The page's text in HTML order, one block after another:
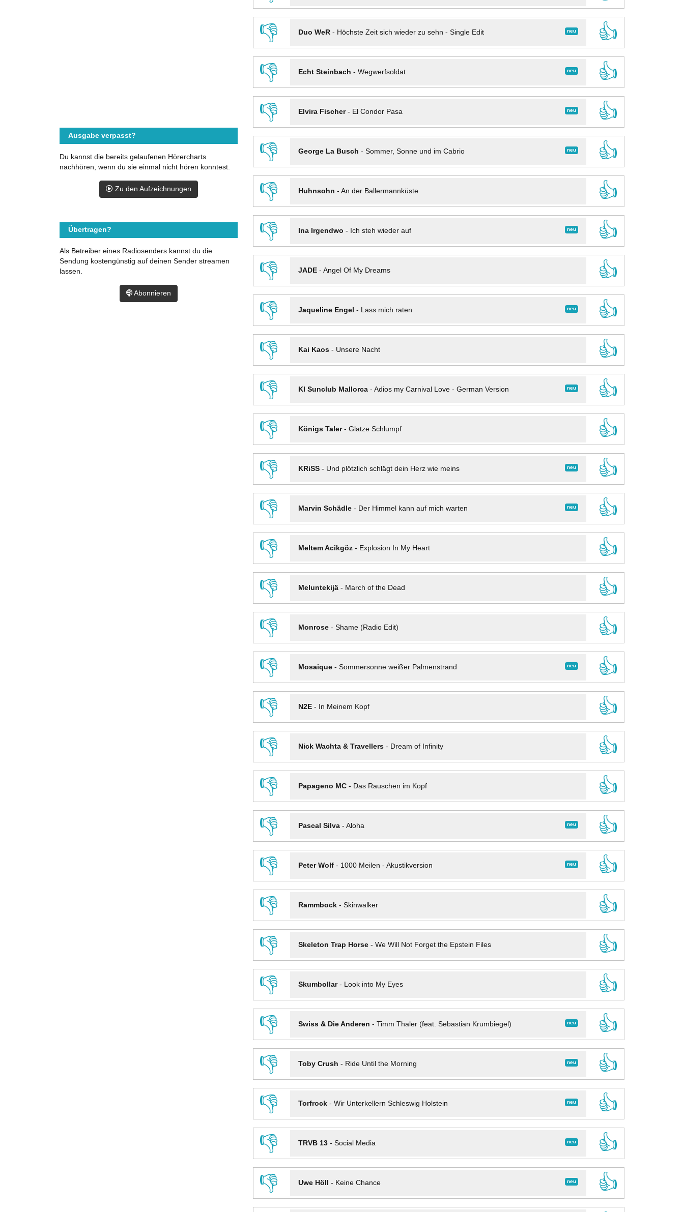
👎
neu
Duo WeR- Höchste Zeit sich wieder zu sehn - Single Edit
👍
👎
neu
Echt Steinbach - Wegwerfsoldat
👍
👎
neu
Elvira Fischer- El Condor Pasa
👍
👎
neu
George La Busch - Sommer, Sonne und im Cabrio
👍
👎
Huhnsohn - An der Ballermannküste
👍
👎
neu
Ina Irgendwo - Ich steh wieder auf
👍
👎
JADE- Angel Of My Dreams
👍
👎
neu
Jaqueline Engel - Lass mich raten
👍
👎
Kai Kaos- Unsere Nacht
👍
👎
neu
KI Sunclub Mallorca- Adios my Carnival Love - German Version
👍
👎
Königs Taler- Glatze Schlumpf
👍
👎
neu
KRiSS- Und plötzlich schlägt dein Herz wie meins
👍
👎
neu
Marvin Schädle- Der Himmel kann auf mich warten
👍
👎
Meltem Acikgöz- Explosion In My Heart
👍
👎
Meluntekijä- March of the Dead
👍
👎
Monrose- Shame (Radio Edit)
👍
👎
neu
Mosaique- Sommersonne weißer Palmenstrand
👍
👎
N2E- In Meinem Kopf
👍
👎
Nick Wachta & Travellers- Dream of Infinity
👍
👎
Papageno MC- Das Rauschen im Kopf
👍
👎
neu
Pascal Silva- Aloha
👍
👎
neu
Peter Wolf- 1000 Meilen - Akustikversion
👍
👎
Rammbock- Skinwalker
👍
👎
Skeleton Trap Horse- We Will Not Forget the Epstein Files
👍
👎
Skumbollar- Look into My Eyes
👍
👎
neu
Swiss & Die Anderen - Timm Thaler (feat. Sebastian Krumbiegel)
👍
👎
neu
Toby Crush - Ride Until the Morning
👍
👎
neu
Torfrock- Wir Unterkellern Schleswig Holstein
👍
👎
neu
TRVB 13- Social Media
👍
👎
neu
Uwe Höll - Keine Chance
👍
Ausgabe verpasst?
Du kannst die bereits gelaufenen Hörercharts
nachhören, wenn du sie einmal nicht hören konntest.
Zu den Aufzeichnungen
Übertragen?
Als Betreiber eines Radiosenders kannst du die
Sendung kostengünstig auf deinen Sender streamen
lassen.
Abonnieren